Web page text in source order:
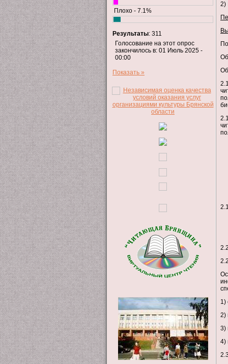
Плохо - 7.1%
Результаты: 311
Голосование на этот опрос
закончилось в: 01 Июль 2025 -
00:00
Показать »
2)
1)
2)
3)
4)